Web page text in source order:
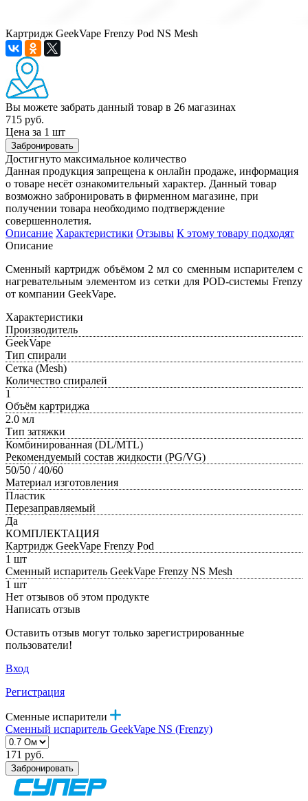
Картридж GeekVape Frenzy Pod NS Mesh
Вы можете забрать данный товар в 26 магазинах
715 руб.
Цена за 1 шт
Забронировать
Достигнуто максимальное количество
Данная продукция запрещена к онлайн продаже, информация
о товаре несёт ознакомительный характер. Данный товар
возможно забронировать в фирменном магазине, при
получении товара необходимо подтверждение
совершеннолетия.
Описание Характеристики Отзывы К этому товару подходят
Описание
Сменный картридж объёмом 2 мл со сменным испарителем с
нагревательным элементом из сетки для POD-системы Frenzy
от компании GeekVape.
Характеристики
Производитель
GeekVape
Тип спирали
Сетка (Mesh)
Количество спиралей
1
Объём картриджа
2.0 мл
Тип затяжки
Комбинированная (DL/MTL)
Рекомендуемый состав жидкости (PG/VG)
50/50 / 40/60
Материал изготовления
Пластик
Перезаправляемый
Да
КОМПЛЕКТАЦИЯ
Картридж GeekVape Frenzy Pod
1 шт
Сменный испаритель GeekVape Frenzy NS Mesh
1 шт
Нет отзывов об этом продукте
Написать отзыв
Оставить отзыв могут только зарегистрированные
пользователи!
Вход
Регистрация
Сменные испарители
Сменный испаритель GeekVape NS (Frenzy)
171 руб.
Забронировать